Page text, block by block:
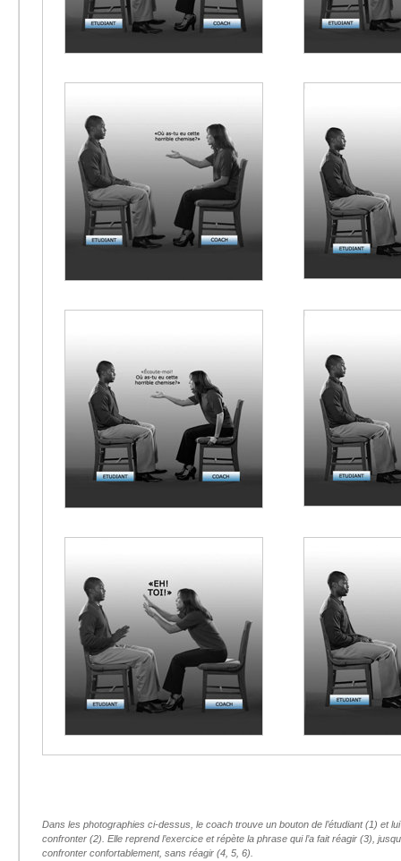
Dans les photographies ci-dessus, le coach trouve un bouton de l’étudiant (1) et
confronter (2). Elle reprend l’exercice et répète la phrase qui l’a fait réagir (3),
confronter confortablement, sans réagir (4, 5, 6).